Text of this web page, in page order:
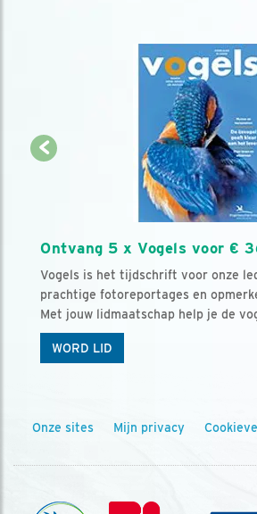
Ontvang 5 x Vogels voor €
Vogels is het tijdschrift voor onze
prachtige fotoreportages en
Met jouw lidmaatschap help je de
WORD LID
Onze sites Mijn privacy